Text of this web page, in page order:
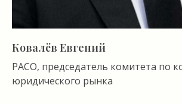
Ковалёв Евгений
РАСО, председатель комитета по
юридического рынка